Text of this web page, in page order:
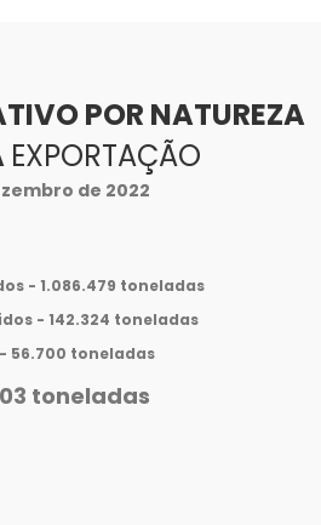
POR NATUREZA
EXPORTAÇÃO
de 2022
- 1.086.479 toneladas
- 142.324 toneladas
56.700 toneladas
toneladas